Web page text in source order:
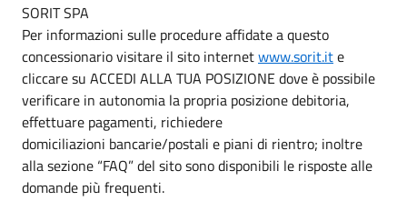
SORIT SPA
Per informazioni sulle procedure affidate a questo
concessionario visitare il sito internetwww.sorit.ite
cliccare su ACCEDI ALLA TUA POSIZIONE dove è possibile
verificare in autonomia la propria posizione debitoria,
effettuare pagamenti, richiedere
domiciliazioni bancarie/postali e piani di rientro; inoltre
alla sezione “FAQ” del sito sono disponibili le risposte alle
domande più frequenti.